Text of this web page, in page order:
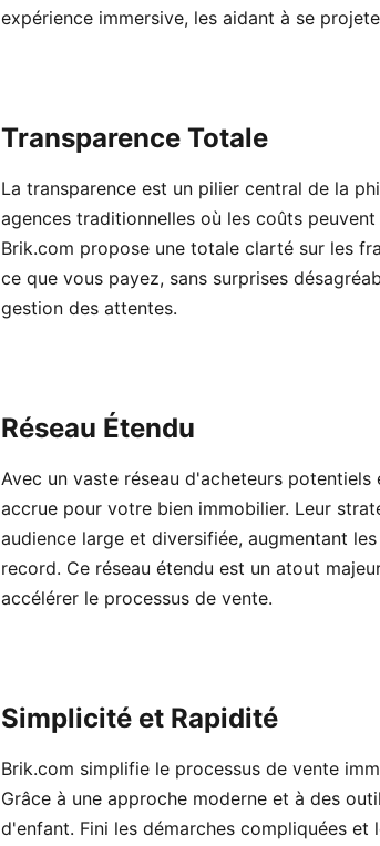
expérience immersive, les aidant à se
Transparence Totale
La transparence est un pilier central de la
agences traditionnelles où les coûts
Brik.com propose une totale clarté sur les
ce que vous payez, sans surprises
gestion des attentes.
Réseau Étendu
Avec un vaste réseau d'acheteurs
accrue pour votre bien immobilier. Leur
audience large et diversifiée, augmentant
record. Ce réseau étendu est un atout
accélérer le processus de vente.
Simplicité et Rapidité
Brik.com simplifie le processus de vente
Grâce à une approche moderne et à des
d'enfant. Fini les démarches compliquées